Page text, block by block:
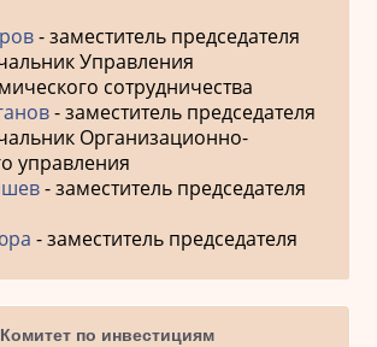
- заместитель председателя
Управления
сотрудничества
- заместитель председателя
Организационно-
управления
- заместитель председателя
- заместитель председателя
Комитет по инвестициям